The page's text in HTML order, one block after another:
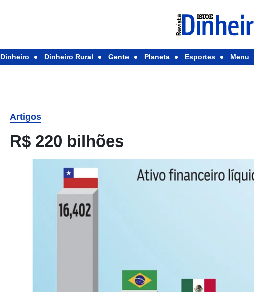
Dinheiro Dinheiro Rural Gente Planeta Esportes Menu
Artigos
R$ 220 bilhões